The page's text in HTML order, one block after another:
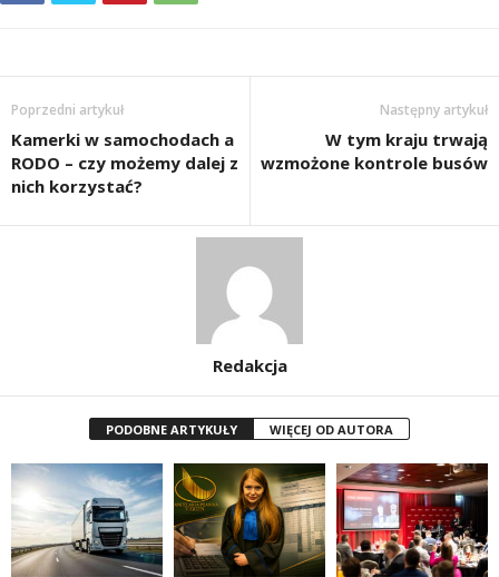
Poprzedni artykuł
Kamerki w samochodach a
RODO – czy możemy dalej z
nich korzystać?
Następny artykuł
W tym kraju trwają
wzmożone kontrole busów
Redakcja
PODOBNE ARTYKUŁY WIĘCEJ OD AUTORA